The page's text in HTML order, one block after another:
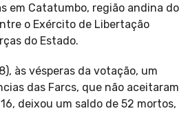
em Catatumbo, região andina do
o Exército de Libertação
do Estado.
às vésperas da votação, um
das Farcs, que não aceitaram
deixou um saldo de 52 mortos,